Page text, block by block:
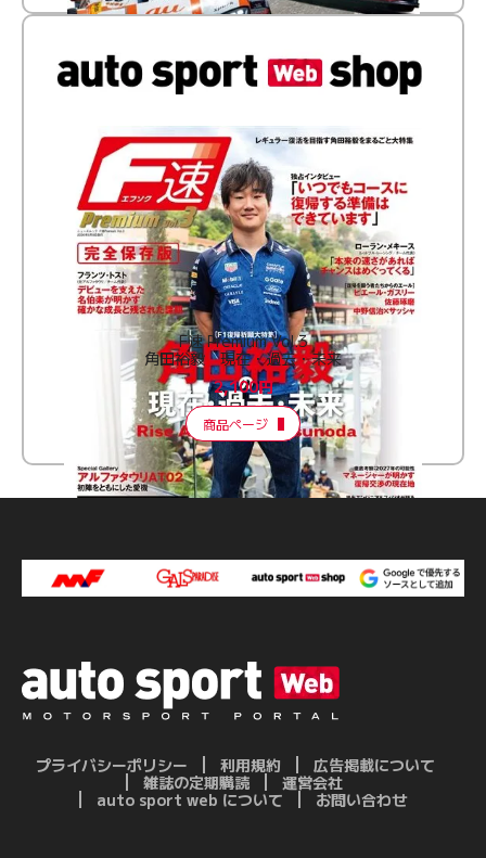
F速 Premium Vol.3
角田裕毅 現在・過去・未来
2,100円
商品ページ
プライバシーポリシー 利用規約
広告掲載について
雑誌の定期購読
運営会社
auto sport web について
お問い合わせ